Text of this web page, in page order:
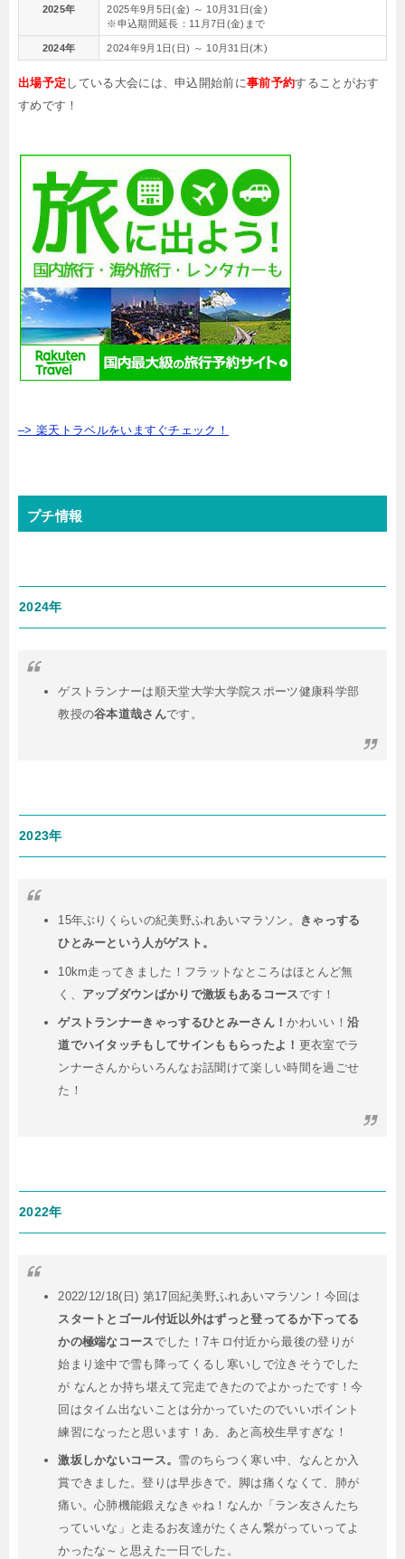
2025年
2025年9月5日(金) ～ 10月31日(金)
※申込期間延長：11月7日(金)まで
2024年 2024年9月1日(日) ～ 10月31日(木)
出場予定 している大会には、申込開始前に事前予約することがおす
すめです！
–> 楽天トラベルをいますぐチェック！
プチ情報
2024年
ゲストランナーは順天堂大学大学院スポーツ健康科学部
教授の谷本道哉さんです。
2023年
15年ぶりくらいの紀美野ふれあいマラソン。
きゃっする
ひとみーという人がゲスト。
10km走ってきました！フラットなところはほとんど無
く、 アップダウンばかりで激坂もあるコース です！
ゲストランナーきゃっするひとみーさん！かわいい！ 沿
道でハイタッチもしてサインももらったよ！ 更衣室でラ
ンナーさんからいろんなお話聞けて楽しい時間を過ごせ
た！
2022年
2022/12/18(日) 第17回紀美野ふれあいマラソン！今回は
スタートとゴール付近以外はずっと登ってるか下ってる
かの極端なコース でした！7キロ付近から最後の登りが
始まり途中で雪も降ってくるし寒いしで泣きそうでした
が なんとか持ち堪えて完走できたのでよかったです！今
回はタイム出ないことは分かっていたのでいいポイント
練習になったと思います！あ、あと高校生早すぎな！
激坂しかないコース。 雪のちらつく寒い中、なんとか入
賞できました。登りは早歩きで。脚は痛くなくて、肺が
痛い。心肺機能鍛えなきゃね！なんか「ラン友さんたち
っていいな」と走るお友達がたくさん繋がっていってよ
かったな～と思えた一日でした。